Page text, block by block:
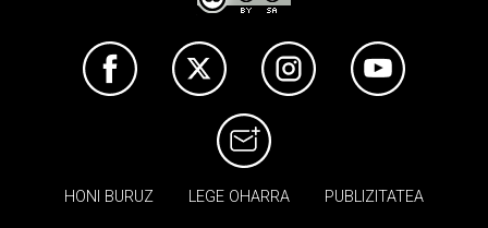
HONI BURUZ LEGE OHARRA PUBLIZITATEA